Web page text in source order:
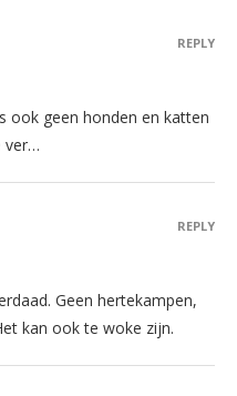
ook geen honden en katten
ver…
REPLY
Geen hertekampen,
kan ook te woke zijn.
REPLY